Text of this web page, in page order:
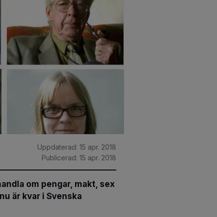
Uppdaterad: 15 apr. 2018
Publicerad: 15 apr. 2018
om pengar, makt, sex
är kvar i Svenska